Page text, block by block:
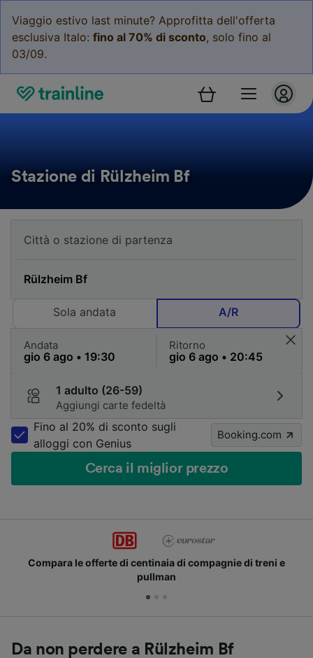
Viaggio estivo last minute? Approfitta dell'offerta
esclusiva Italo: fino al 70% di sconto, solo fino al
03/09.
Stazione di Rülzheim Bf
Sola andata A/R
Andata Ritorno
1 adulto (26-59)
Aggiungi carte fedeltà
Fino al 20% di sconto sugli
alloggi con Genius
Booking.com
Cerca il miglior prezzo
di centinaia di compagnie di treni e
Unisciti ai
Da non perdere a Rülzheim Bf